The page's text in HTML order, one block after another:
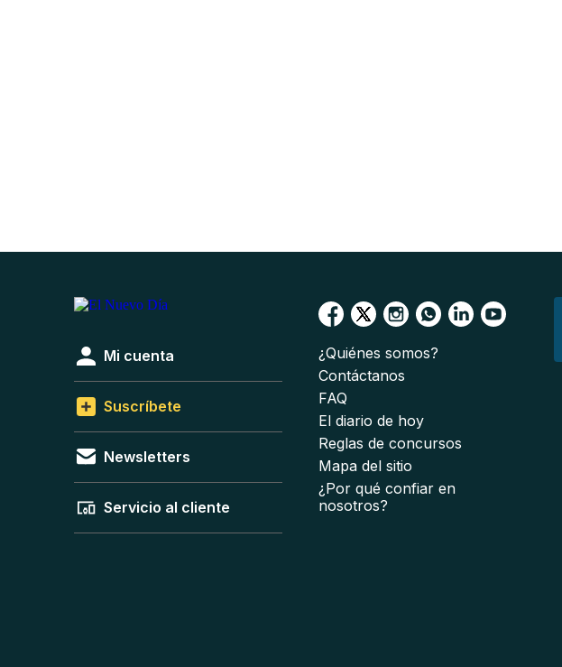
Mi cuenta
Suscríbete
Newsletters
Servicio al cliente
¿Quiénes somos?
Contáctanos
FAQ
El diario de hoy
Reglas de concursos
Mapa del sitio
¿Por qué confiar en
nosotros?